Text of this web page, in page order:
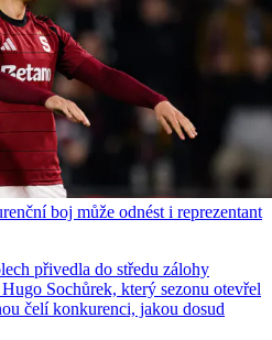
boj může odnést i reprezentant
přivedla do středu zálohy
Sochůrek, který sezonu otevřel
čelí konkurenci, jakou dosud